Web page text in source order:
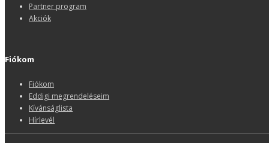
Partner program
Akciók
Fiókom
Fiókom
Eddigi megrendeléseim
Kívánságlista
Hírlevél